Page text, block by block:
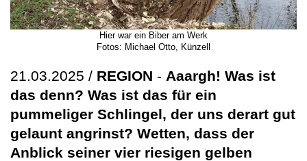
Hier war ein Biber am Werk
Fotos: Michael Otto, Künzell
21.03.2025 / REGION - Aaargh! Was ist
das denn? Was ist das für ein
pummeliger Schlingel, der uns derart gut
gelaunt angrinst? Wetten, dass der
Anblick seiner vier riesigen gelben